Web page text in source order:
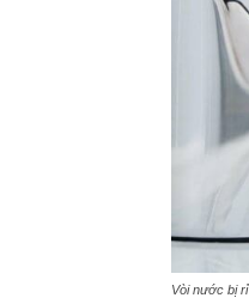
Vòi nước bị